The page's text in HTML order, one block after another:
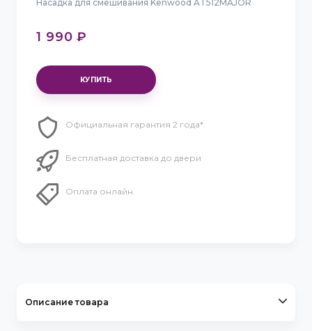
Описание товара
Насадка для смешивания Kenwood AT512MAJOR
1 990 ₽
Официальная гарантия 2 года*
Бесплатная доставка до двери
Оплата онлайн